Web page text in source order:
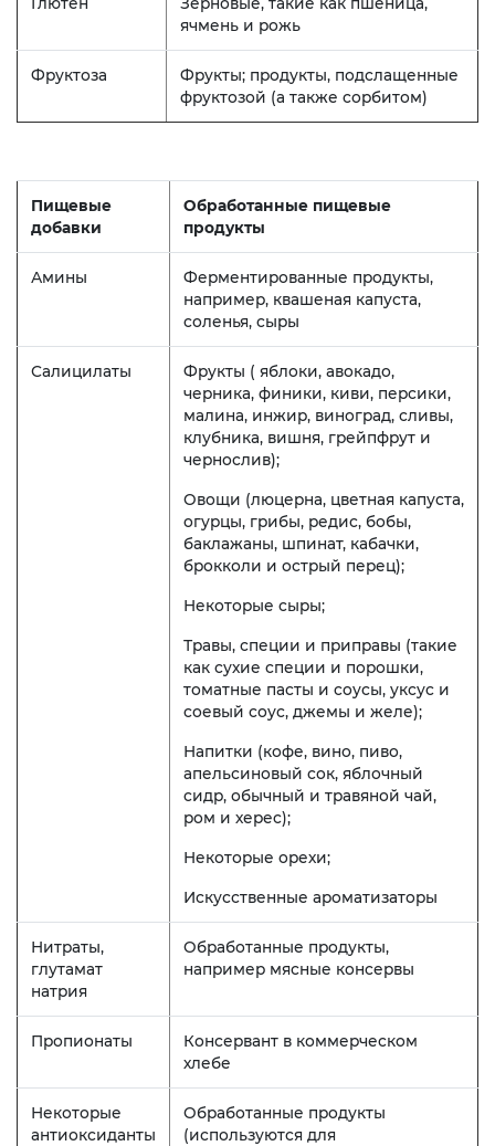
ячмень и рожь
Фруктоза
Фрукты; продукты, подслащенные
фруктозой (а также сорбитом)
Пищевые
добавки
Обработанные пищевые
продукты
Амины
Ферментированные продукты,
например, квашеная капуста,
соленья, сыры
Салицилаты
Фрукты ( яблоки, авокадо,
черника, финики, киви, персики,
малина, инжир, виноград, сливы,
клубника, вишня, грейпфрут и
чернослив);
Овощи (люцерна, цветная капуста,
огурцы, грибы, редис, бобы,
баклажаны, шпинат, кабачки,
брокколи и острый перец);
Некоторые сыры;
Травы, специи и приправы (такие
как сухие специи и порошки,
томатные пасты и соусы, уксус и
соевый соус, джемы и желе);
Напитки (кофе, вино, пиво,
апельсиновый сок, яблочный
сидр, обычный и травяной чай,
ром и херес);
Некоторые орехи;
Искусственные ароматизаторы
Нитраты,
глутамат
натрия
Обработанные продукты,
например мясные консервы
Пропионаты
Консервант в коммерческом
хлебе
Некоторые
антиоксиданты
Обработанные продукты
(используются для